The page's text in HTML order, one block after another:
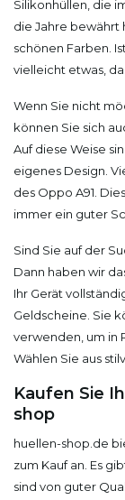
Silikonhüllen, die
die Jahre bewährt
schönen Farben.
vielleicht etwas,
Wenn Sie nicht
können Sie sich
Auf diese Weise
eigenes Design.
des Oppo A91.
immer ein guter
Sind Sie auf der
Dann haben wir
Ihr Gerät
Geldscheine. Sie
verwenden, um in
Wählen Sie aus
Kaufen Sie
shop
huellen-shop.de
zum Kauf an. Es
sind von guter